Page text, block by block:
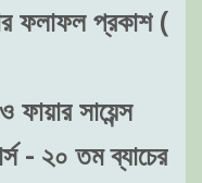
ফলাফল প্রকাশ (
সায়েন্স
- ২০ তম ব্যাচের